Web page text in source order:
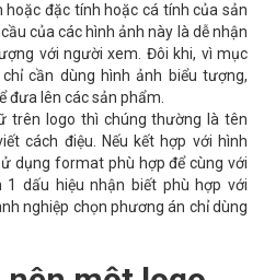
đặc tính hoặc cá tính của sản
của các hình ảnh này là dễ nhận
với người xem. Đôi khi, vì mục
cần dùng hình ảnh biểu tượng,
đưa lên các sản phẩm.
trên logo thì chúng thường là tên
cách điệu. Nếu kết hợp với hình
dụng format phù hợp để cùng với
1 dấu hiệu nhận biết phù hợp với
nghiệp chọn phương án chỉ dùng